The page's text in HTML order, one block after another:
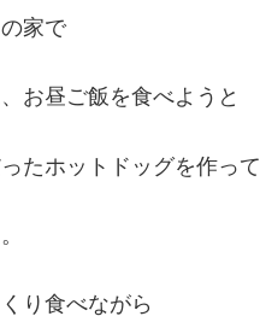
家で
お昼ご飯を食べようと
たホットドッグを作って
り食べながら